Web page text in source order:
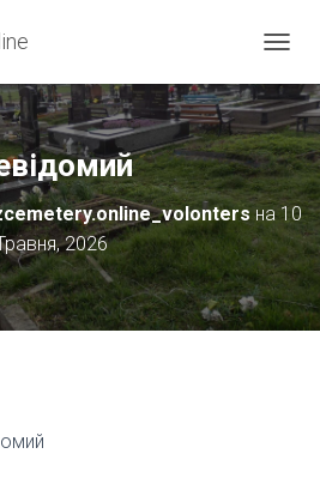
Е
Р
Е
М
К
У
Т
В
на 10
2026